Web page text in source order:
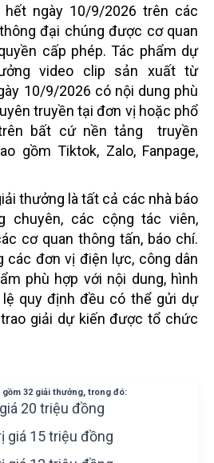
ngày 10/9/2026 trên các
đại chúng được cơ quan
cấp phép. Tác phẩm dự
video clip sản xuất từ
10/9/2026 có nội dung phù
truyền tại đơn vị hoặc phổ
bất cứ nền tảng truyền
gồm Tiktok, Zalo, Fanpage,
thưởng là tất cả các nhà báo
chuyên, các cộng tác viên,
cơ quan thông tấn, báo chí.
các đơn vị điện lực, công dân
phù hợp với nội dung, hình
quy định đều có thể gửi dự
giải dự kiến được tổ chức
32 giải thưởng, trong đó:
20 triệu đồng
giá 15 triệu đồng